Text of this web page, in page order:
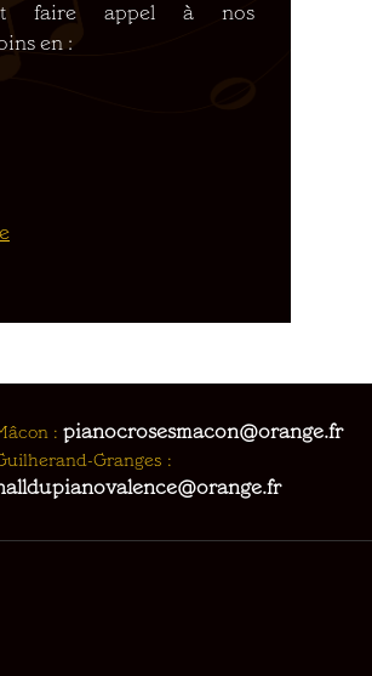
faire appel à nos
en :
:pianocrosesmacon@orange.fr
Granges :